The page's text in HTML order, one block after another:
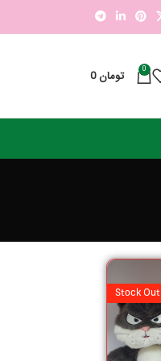
0 تومان0
Stock Out